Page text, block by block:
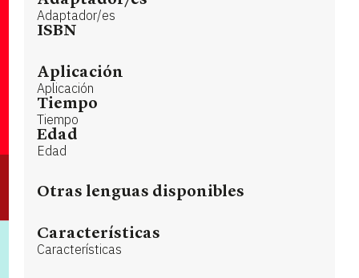
Adaptador/es
ISBN
Aplicación
Aplicación
Tiempo
Tiempo
Edad
Edad
Otras lenguas disponibles
Características
Características